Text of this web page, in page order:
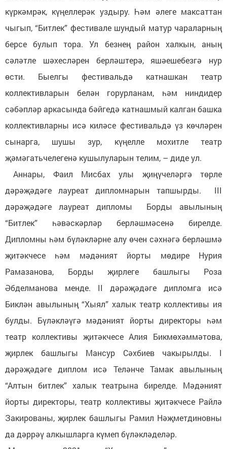
күркәмрәк, күңеллерәк уздыру. Һәм әлеге максаттан
чыгып, “Битлек” фестивале шундый матур чараларның
берсе булып тора. Ул безнең район халкын, аның
сәләтле шәхесләрен берләштерә, яшәешебезгә нур
өсти. Быелгы фестивальдә катнашкан театр
коллективларын белән горурланам, һәм ниндидер
сәбәпләр аркасында бәйгедә катнашмый калган башка
коллективларны исә киләсе фестивальдә үз көчләрен
сынарга, шушы зур, күңелле мохитле театр
җәмәгатьчелегенә кушылуларын телим, – диде ул.
Аннары, Фаил Мисбах улы җиңүчеләргә төрле
дәрәҗәдәге лауреат дипломнарын тапшырды. III
дәрәҗәдәге лауреат дипломы Борды авылының
“Битлек” һәвәскәрләр берләшмәсенә бирелде.
Дипломны һәм бүләкләрне алу өчен сәхнәгә берләшмә
җитәкчесе һәм мәдәният йорты мөдире Нурия
Рамазанова, Борды җирлеге башлыгы Роза
Әбделманова менде. II дәрәҗәдәге дипломга исә
Биклән авылының “Хыял” халык театр коллективы ия
булды. Бүләкләүгә мәдәният йорты директоры һәм
театр коллективы җитәкчесе Алия Бикмөхәммәтова,
җирлек башлыгы Мансур Сәхбиев чакырылды. I
дәрәҗәдәге диплом исә Теләнче Тамак авылының
“Алтын битлек” халык театрына бирелде. Мәдәният
йорты директоры, театр коллективы җитәкчесе Райлә
Закированы, җирлек башлыгы Рамил Нәҗметдиновны
да дәррәү алкышларга күмеп бүләкләделәр.